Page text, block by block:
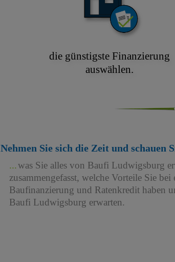
die günstigste Finanzierung
auswählen.
Nehmen Sie sich die Zeit und schauen
was Sie alles von Baufi Ludwigsburg
zusammengefasst, welche Vorteile Sie
Baufinanzierung und Ratenkredit haben
Baufi Ludwigsburg erwarten.